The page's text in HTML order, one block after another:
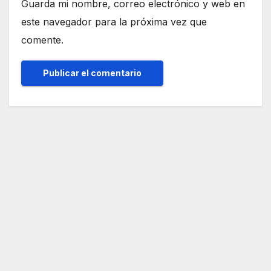
Guarda mi nombre, correo electrónico y web en
este navegador para la próxima vez que
comente.